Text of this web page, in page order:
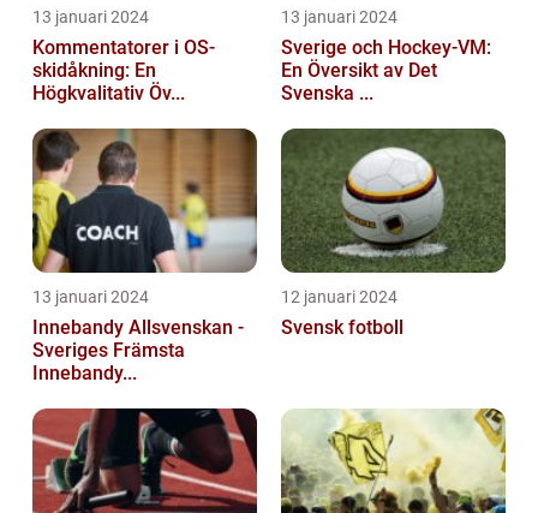
13 januari 2024
Kommentatorer i OS-
skidåkning: En
Högkvalitativ Öv...
13 januari 2024
Sverige och Hockey-VM:
En Översikt av Det
Svenska ...
13 januari 2024
Innebandy Allsvenskan -
Sveriges Främsta
Innebandy...
12 januari 2024
Svensk fotboll